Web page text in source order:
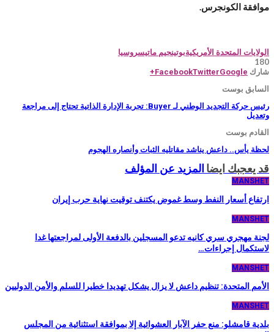
الكونجرس.
المتحدة الأمريكيةبوتينجيم ماتيسروسيا
FacebookTwitterGoogle+
بوست
رئيس حركة التجديد الوطني لـ Buyer: تجربة الإدارة الذاتية تحتاج إلى مراجعة
بوست
يأس.. داعش يناشد مقاتليه الثبات وأنصاره الهجوم
يعجبك ايضاالمزيد عن المؤلف
أسعار النفط وسط غموض يكتنف توقيت نهاية حرب إيران
مهجري سري كانيه تدعو المسجلين بالدفعة الأولى لمراجعتها غدا
إجراءات…
المتحدة: تنظيم داعش لا يزال يشكل تهديدا خطيرا للسلم والأمن الدوليين
قامشلو: منع حفر الآبار العشوائية إلا بموافقة استثنائية من المجلس